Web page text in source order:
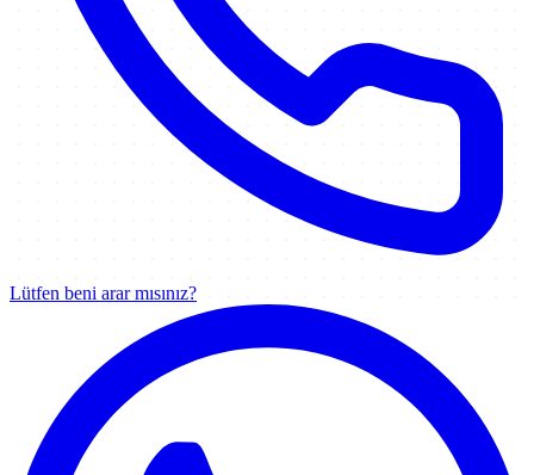
Lütfen beni arar mısınız?